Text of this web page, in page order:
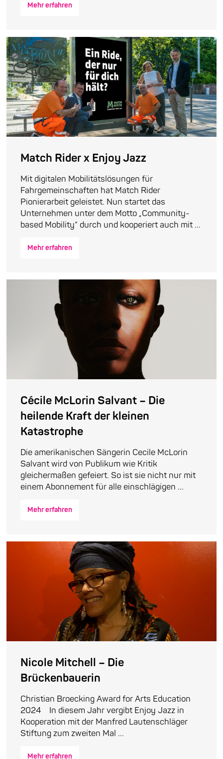
Mehr erfahren
Match Rider x Enjoy Jazz
Mit digitalen Mobilitätslösungen für
Fahrgemeinschaften hat Match Rider
Pionierarbeit geleistet. Nun startet das
Unternehmen unter dem Motto „Community-
based Mobility“ durch und kooperiert auch mit ...
Mehr erfahren
Cécile McLorin Salvant – Die
heilende Kraft der kleinen
Katastrophe
Die amerikanischen Sängerin Cecile McLorin
Salvant wird von Publikum wie Kritik
gleichermaßen gefeiert. So ist sie nicht nur mit
einem Abonnement für alle einschlägigen ...
Mehr erfahren
Nicole Mitchell – Die
Brückenbauerin
Christian Broecking Award for Arts Education
2024 In diesem Jahr vergibt Enjoy Jazz in
Kooperation mit der Manfred Lautenschläger
Stiftung zum zweiten Mal ...
Mehr erfahren